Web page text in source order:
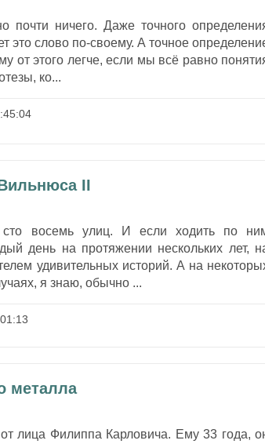
ничего. Даже точного
это слово по-своему. А точное
от этого легче, если мы всё равно
ко...
II
восемь улиц. И если ходить по
день на протяжении нескольких лет,
удивительных историй. А на
я знаю, обычно ...
металла
лица Филиппа Карловича. Ему 33 года,